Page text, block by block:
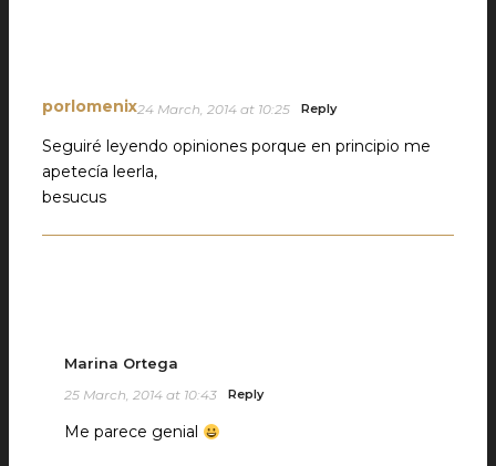
porlomenix24 March, 2014 at 10:25 Reply
Seguiré leyendo opiniones porque en principio me
apetecía leerla,
besucus
Marina Ortega
25 March, 2014 at 10:43 Reply
Me parece genial